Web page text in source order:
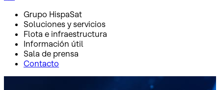
Grupo HispaSat
Soluciones y servicios
Flota e infraestructura
Información útil
Sala de prensa
Contacto